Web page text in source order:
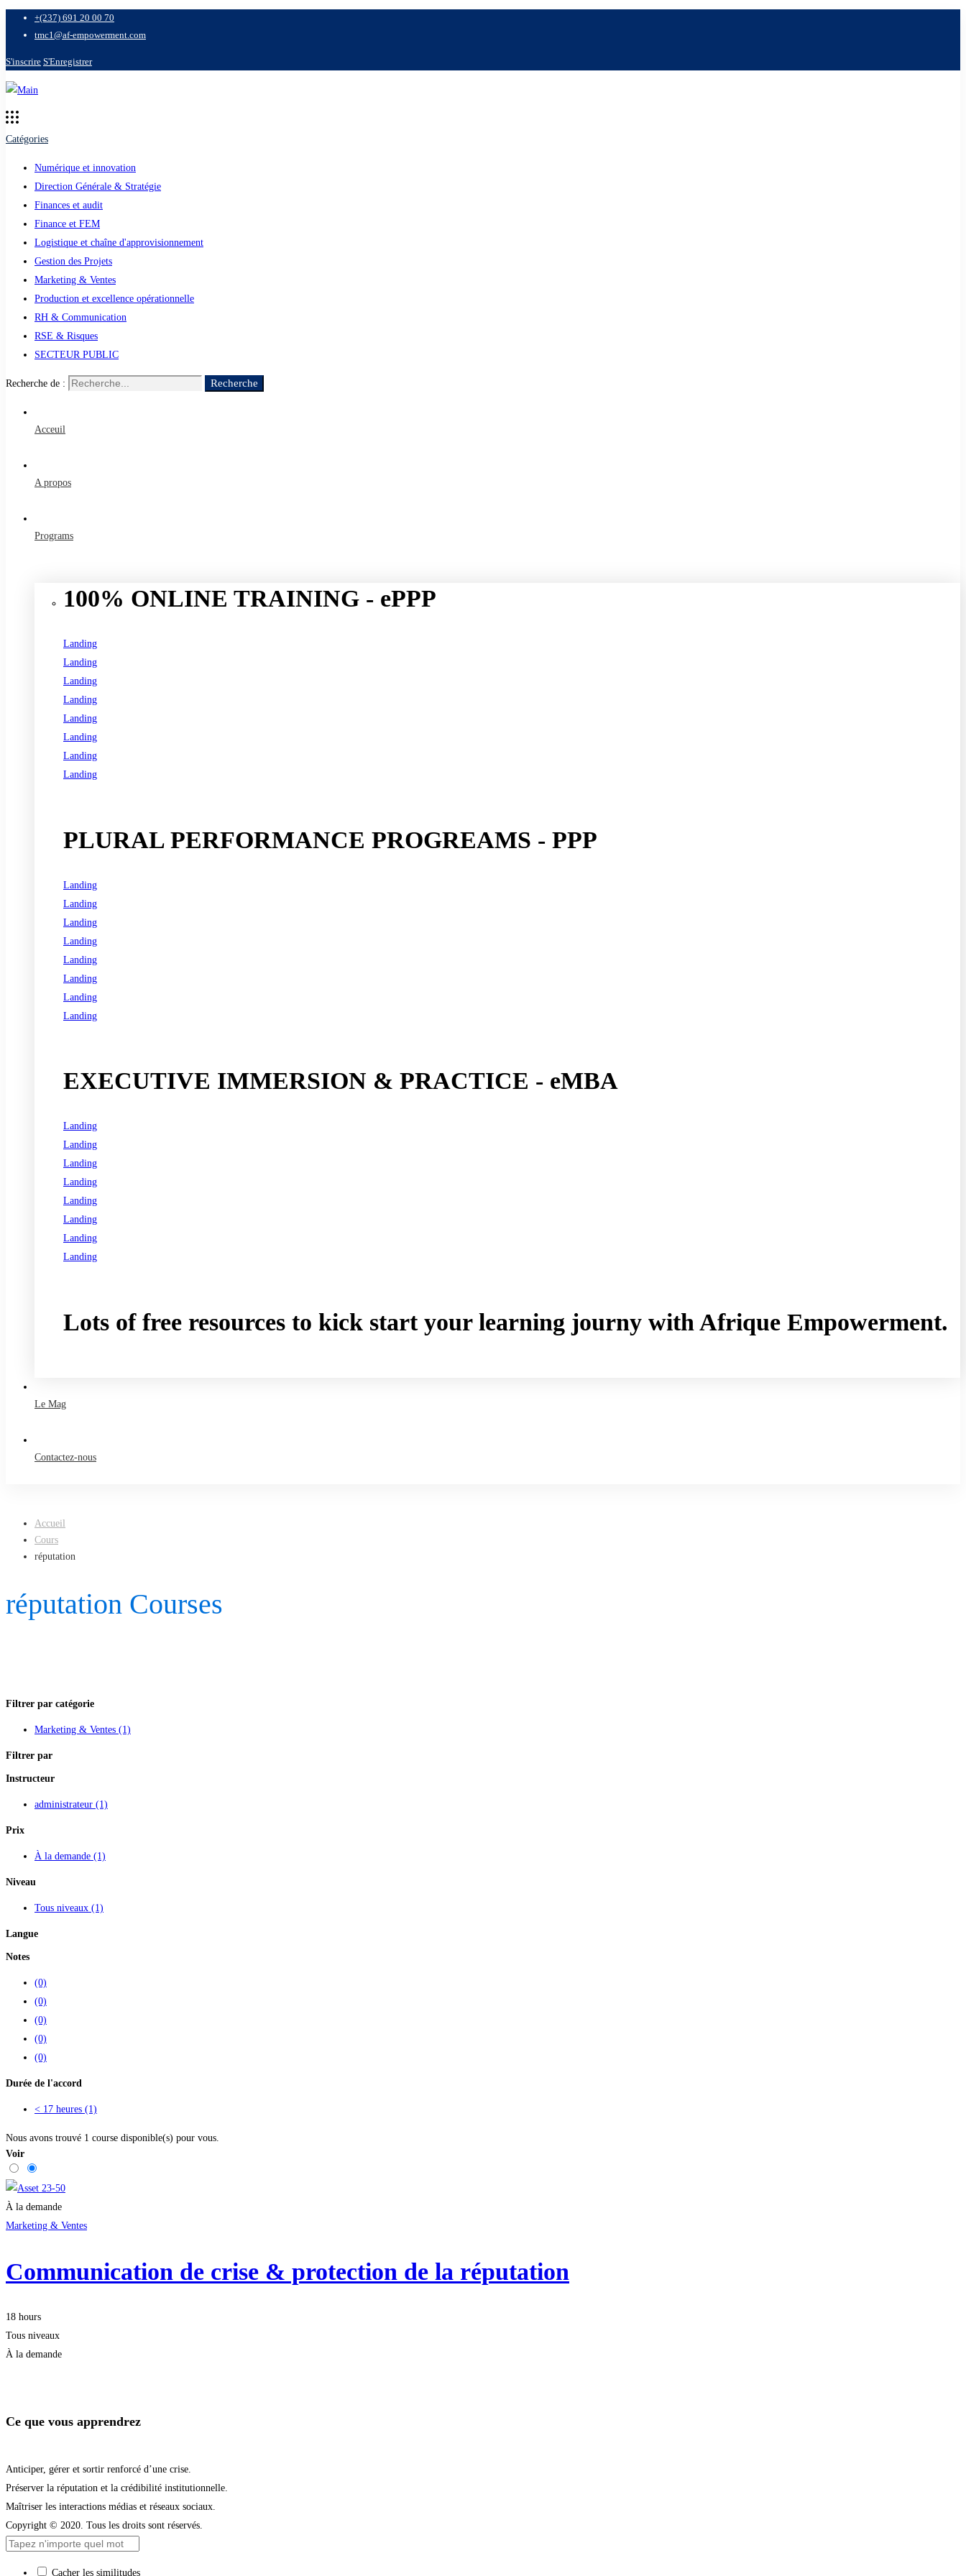
+(237) 691 20 00 70
tmc1@af-empowerment.com
S'inscrire S'Enregistrer
Catégories
Numérique et innovation
Direction Générale & Stratégie
Finances et audit
Finance et FEM
Logistique et chaîne d'approvisionnement
Gestion des Projets
Marketing & Ventes
Production et excellence opérationnelle
RH & Communication
RSE & Risques
SECTEUR PUBLIC
Recherche de : Recherche
Acceuil
A propos
Programs
100% ONLINE TRAINING - ePPP
Landing
Landing
Landing
Landing
Landing
Landing
Landing
Landing
PLURAL PERFORMANCE PROGREAMS - PPP
Landing
Landing
Landing
Landing
Landing
Landing
Landing
Landing
EXECUTIVE IMMERSION & PRACTICE - eMBA
Landing
Landing
Landing
Landing
Landing
Landing
Landing
Landing
Lots of free resources to kick start your learning journy with Afrique Empowerment.
Le Mag
Contactez-nous
Accueil
Cours
réputation
réputation Courses
Filtrer par catégorie
Marketing & Ventes (1)
Filtrer par
Instructeur
administrateur (1)
Prix
À la demande (1)
Niveau
Tous niveaux (1)
Langue
Notes
(0)
(0)
(0)
(0)
(0)
Durée de l'accord
< 17 heures (1)
Nous avons trouvé 1 course disponible(s) pour vous.
Voir
À la demande
Marketing & Ventes
Communication de crise & protection de la réputation
18 hours
Tous niveaux
À la demande
Ce que vous apprendrez
Anticiper, gérer et sortir renforcé d’une crise.
Préserver la réputation et la crédibilité institutionnelle.
Maîtriser les interactions médias et réseaux sociaux.
Copyright © 2020. Tous les droits sont réservés.
Cacher les similitudes